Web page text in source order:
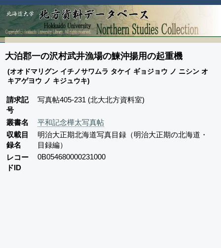
大泊郡一の沢村武井漁場の鰊沖揚用の起重機
(オオドマリグン イチノサワムラ タケイ ギョジョウ ノ ニシン オ
キアゲヨウ ノ キジュウキ)
請求記
号
写真帖405-231 (北大北方資料室)
叢書名
平和記念樺太写真帖
収載目
録名
明治大正期北海道写真目録（明治大正期の北海道・
目録編）
レコー
ドID
0B054680000231000